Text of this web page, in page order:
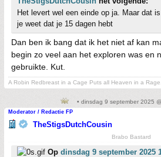
Het levert wel een einde op ja. Maar dat
je weet dat je 15 dagen hebt
Dan ben ik bang dat ik het niet af kan
begin zo veel aan het exploren was en
gebruikte. Kut.
A Robin Redbreast in a Cage Puts all Heaven in a Rage.
• dinsdag 9 september 2025
Moderator / Redactie FP
TheStigsDutchCousin
Brabo Bastard
Op dinsdag 9 september 2025